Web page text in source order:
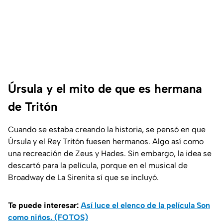
Úrsula y el mito de que es hermana
de Tritón
Cuando se estaba creando la historia, se pensó en que
Úrsula y el Rey Tritón fuesen hermanos. Algo así como
una recreación de Zeus y Hades. Sin embargo, la idea se
descartó para la película, porque en el musical de
Broadway de La Sirenita sí que se incluyó.
Te puede interesar: Así luce el elenco de la película Son
como niños. (FOTOS)